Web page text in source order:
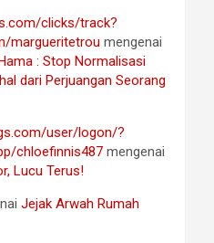
clicks/track?
margueritetrou mengenai
: Stop Normalisasi
dari Perjuangan Seorang
user/logon/?
chloefinnis487 mengenai
Lucu Terus!
Jejak Arwah Rumah